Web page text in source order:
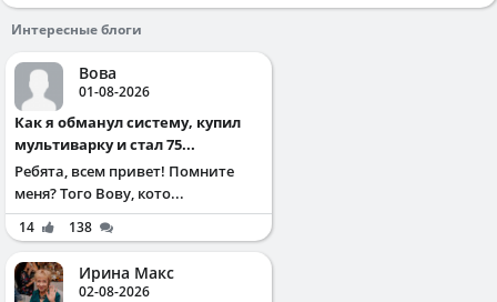
Интересные блоги
Вова
01-08-2026
Как я обманул систему, купил
мультиварку и стал 75...
Ребята, всем привет! Помните
меня? Того Вову, кото...
14 138
Ирина Макс
02-08-2026